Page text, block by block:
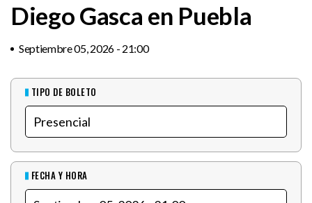
Diego Gasca en Puebla
Septiembre 05, 2026 - 21:00
TIPO DE BOLETO
FECHA Y HORA